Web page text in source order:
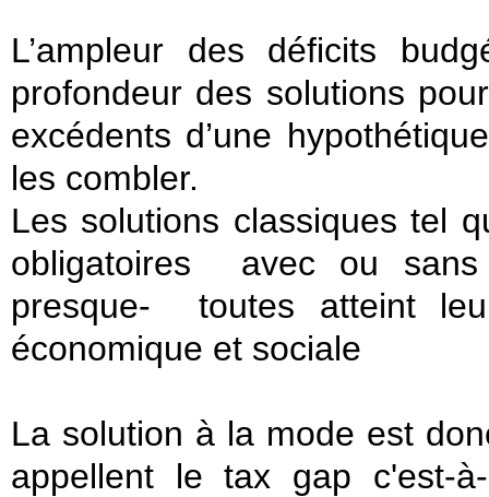
L’ampleur des déficits
profondeur des solutions
excédents d’une
les combler.
Les solutions classiques tel
obligatoires avec ou
presque- toutes atteint
économique et sociale
La solution à la mode est
appellent le tax gap c'est-